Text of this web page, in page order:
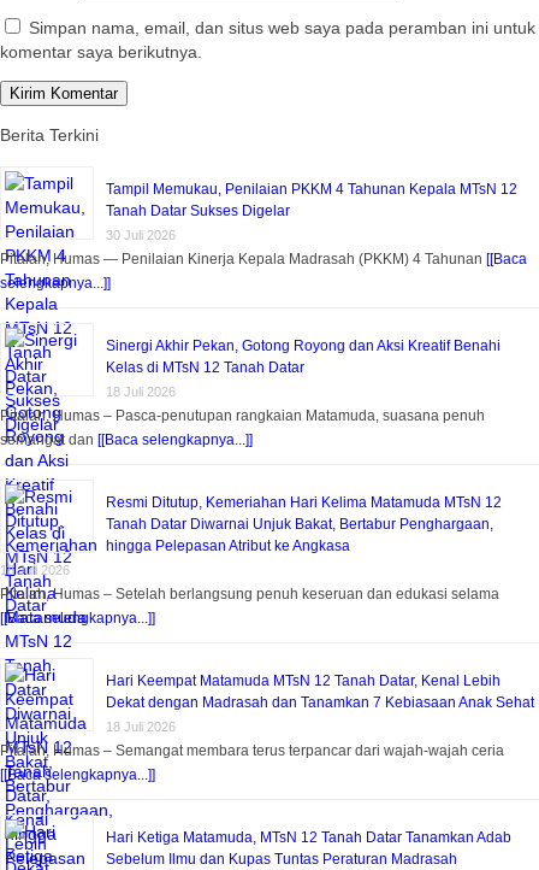
Simpan nama, email, dan situs web saya pada peramban ini untuk
komentar saya berikutnya.
Berita Terkini
Tampil Memukau, Penilaian PKKM 4 Tahunan Kepala MTsN 12
Tanah Datar Sukses Digelar
30 Juli 2026
Pitalah, Humas — Penilaian Kinerja Kepala Madrasah (PKKM) 4 Tahunan [[Baca
selengkapnya...]]
Sinergi Akhir Pekan, Gotong Royong dan Aksi Kreatif Benahi
Kelas di MTsN 12 Tanah Datar
18 Juli 2026
Pitalah, Humas – Pasca-penutupan rangkaian Matamuda, suasana penuh
semangat dan [[Baca selengkapnya...]]
Resmi Ditutup, Kemeriahan Hari Kelima Matamuda MTsN 12
Tanah Datar Diwarnai Unjuk Bakat, Bertabur Penghargaan,
hingga Pelepasan Atribut ke Angkasa
18 Juli 2026
Pitalah, Humas – Setelah berlangsung penuh keseruan dan edukasi selama
[[Baca selengkapnya...]]
Hari Keempat Matamuda MTsN 12 Tanah Datar, Kenal Lebih
Dekat dengan Madrasah dan Tanamkan 7 Kebiasaan Anak Sehat
18 Juli 2026
Pitalah, Humas – Semangat membara terus terpancar dari wajah-wajah ceria
[[Baca selengkapnya...]]
Hari Ketiga Matamuda, MTsN 12 Tanah Datar Tanamkan Adab
Sebelum Ilmu dan Kupas Tuntas Peraturan Madrasah